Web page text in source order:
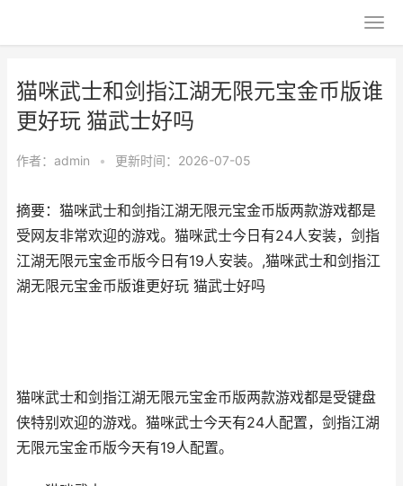
猫咪武士和剑指江湖无限元宝金币版谁
更好玩 猫武士好吗
作者： admin • 更新时间：2026-07-05
摘要：猫咪武士和剑指江湖无限元宝金币版两款游戏都是
受网友非常欢迎的游戏。猫咪武士今日有24人安装，剑指
江湖无限元宝金币版今日有19人安装。,猫咪武士和剑指江
湖无限元宝金币版谁更好玩 猫武士好吗
猫咪武士和剑指江湖无限元宝金币版两款游戏都是受键盘
侠特别欢迎的游戏。猫咪武士今天有24人配置，剑指江湖
无限元宝金币版今天有19人配置。